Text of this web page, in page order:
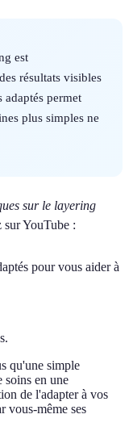
est
résultats visibles
permet
plus simples ne
sur le layering
sur YouTube :
pour vous aider à
qu'une simple
soins en une
de l'adapter à vos
vous-même ses